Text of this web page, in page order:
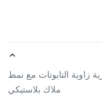
زاوية التابوتات مع نمط
ملاك بلاستيكي